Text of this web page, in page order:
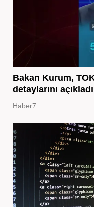
Bakan Kurum,
detaylarını açıkladı
Haber7